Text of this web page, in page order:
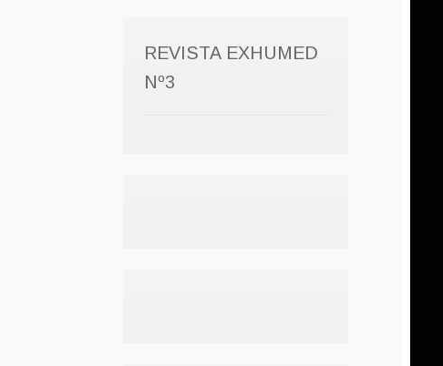
REVISTA EXHUMED
Nº3